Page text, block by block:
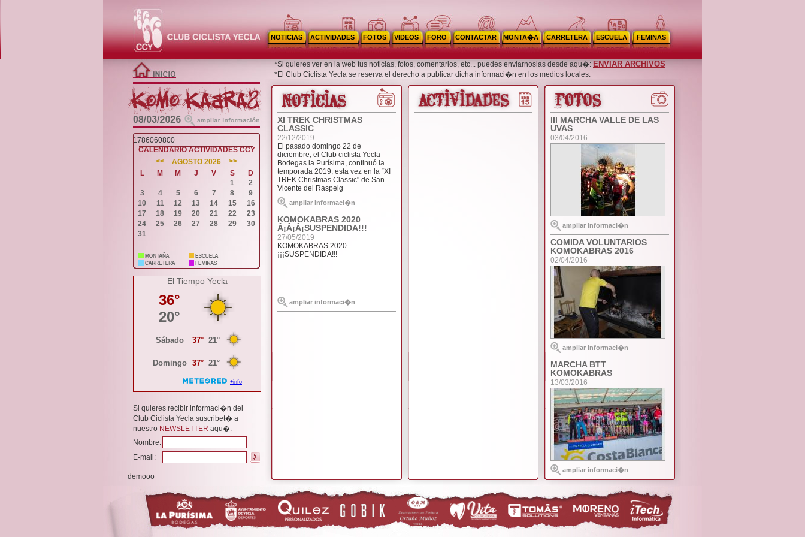
NOTICIAS ACTIVIDADES FOTOS VIDEOS FORO CONTACTAR MONTA�A CARRETERA ESCUELA FEMINAS
*Si quieres ver en la web tus noticias, fotos, comentarios, etc... puedes enviarnoslas desde aqu�: ENVIAR ARCHIVOS
*El Club Ciclista Yecla se reserva el derecho a publicar dicha informaci�n en los medios locales.
1786060800
CALENDARIO ACTIVIDADES CCY
<<
AGOSTO 2026
>>
L
M M J V S
D
1
2
3
4 5 6 7 8
9
10
11 12 13 14 15
16
17
18 19 20 21 22
23
24
25 26 27 28 29
30
31
El Tiempo Yecla
Si quieres recibir informaci�n del
Club Ciclista Yecla suscribet� a
nuestro NEWSLETTER aqu�:
Nombre:
E-mail:
demooo
XI TREK CHRISTMAS
CLASSIC
22/12/2019
El pasado domingo 22 de
diciembre, el Club ciclista Yecla -
Bodegas la Purísima, continuó la
temporada 2019, esta vez en la “XI
TREK Christmas Classic" de San
Vicente del Raspeig
ampliar informaci�n
KOMOKABRAS 2020
Â¡Â¡Â¡SUSPENDIDA!!!
27/05/2019
KOMOKABRAS 2020
¡¡¡SUSPENDIDA!!!
ampliar informaci�n
III MARCHA VALLE DE LAS
UVAS
03/04/2016
ampliar informaci�n
COMIDA VOLUNTARIOS
KOMOKABRAS 2016
02/04/2016
ampliar informaci�n
MARCHA BTT
KOMOKABRAS
13/03/2016
ampliar informaci�n